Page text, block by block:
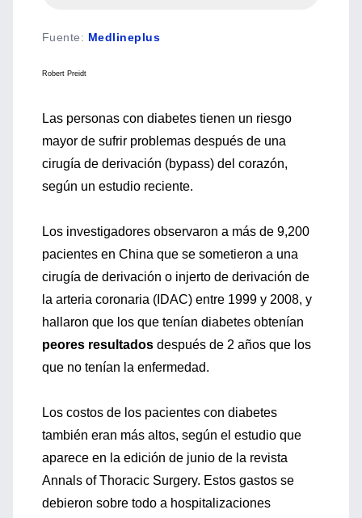
Fuente: Medlineplus
Robert Preidt
Las personas con diabetes tienen un riesgo
mayor de sufrir problemas después de una
cirugía de derivación (bypass) del corazón,
según un estudio reciente.
Los investigadores observaron a más de 9,200
pacientes en China que se sometieron a una
cirugía de derivación o injerto de derivación de
la arteria coronaria (IDAC) entre 1999 y 2008, y
hallaron que los que tenían diabetes obtenían
peores resultados después de 2 años que los
que no tenían la enfermedad.
Los costos de los pacientes con diabetes
también eran más altos, según el estudio que
aparece en la edición de junio de la revista
Annals of Thoracic Surgery. Estos gastos se
debieron sobre todo a hospitalizaciones